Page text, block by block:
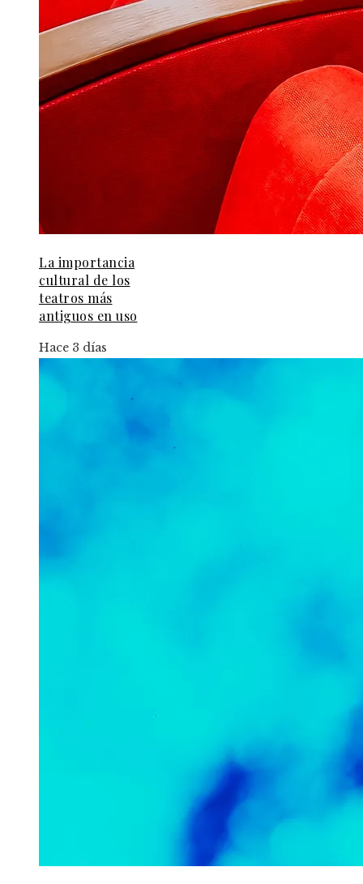
La importancia
cultural de los
teatros más
antiguos en uso
Hace 3 días